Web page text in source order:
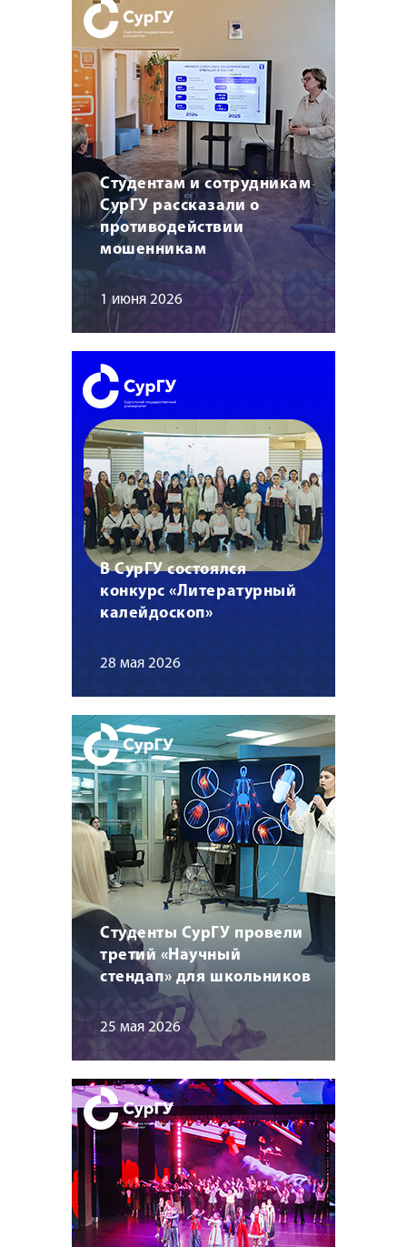
Студентам и сотрудникам
СурГУ рассказали о
противодействии
мошенникам
1 июня 2026
В СурГУ состоялся
конкурс «Литературный
калейдоскоп»
28 мая 2026
Студенты СурГУ провели
третий «Научный
стендап» для школьников
25 мая 2026